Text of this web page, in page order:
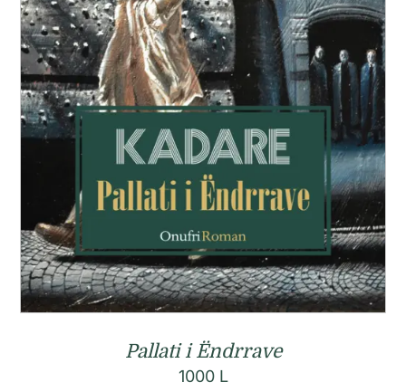
Pallati i Ëndrrave
1000 L